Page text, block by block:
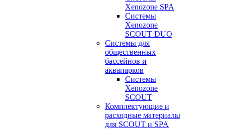
Xenozone SPA
Системы
Xenozone
SCOUT DUO
Системы для
общественных
бассейнов и
аквапарков
Системы
Xenozone
SCOUT
Комплектующие и
расходные материалы
для SCOUT и SPA